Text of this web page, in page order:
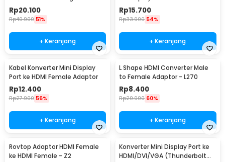
Audio 1080p - HD008
Rp20.100
Rp40.900 51%
+ Keranjang
180cm - DP102
Rp15.700
Rp33.900 54%
+ Keranjang
Kabel Konverter Mini Display
Port ke HDMI Female Adaptor
Rp12.400
Rp27.900 56%
+ Keranjang
L Shape HDMI Converter Male
to Female Adaptor - L270
Rp8.400
Rp20.900 60%
+ Keranjang
Rovtop Adaptor HDMI Female
ke HDMI Female - Z2
Konverter Mini Display Port ke
HDMI/DVI/VGA (Thunderbolt